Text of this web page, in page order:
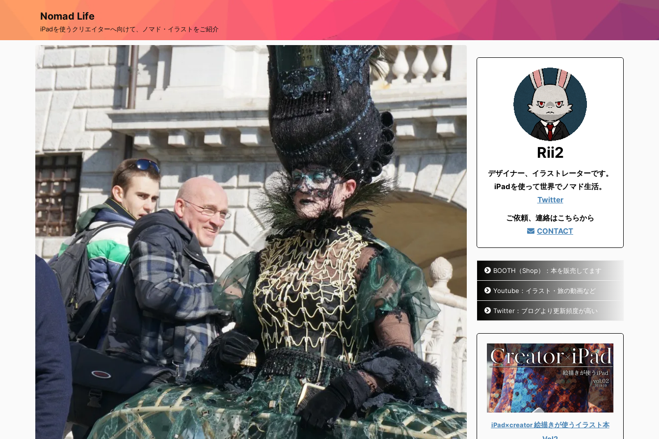
Nomad Life
iPadを使うクリエイターへ向けて、ノマド・イラストをご紹介
Rii2
デザイナー、イラストレーターです。
iPadを使って世界でノマド生活。
Twitter
ご依頼、連絡はこちらから
CONTACT
BOOTH（Shop）：本を販売してます
Youtube：イラスト・旅の動画など
Twitter：ブログより更新頻度が高い
iPad×creator絵描きが使うイラスト本